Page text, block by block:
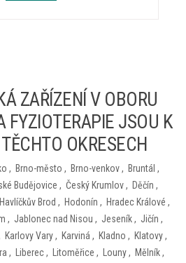
ZAŘÍZENÍ V OBORU
FYZIOTERAPIE JSOU K
OKRESECH
, Brno-město , Brno-venkov, Bruntál ,
Budějovice , Český Krumlov, Děčín ,
Havlíčkův Brod , Hodonín , Hradec Králové ,
, Jablonec nad Nisou , Jeseník, Jičín ,
Karlovy Vary, Karviná , Kladno , Klatovy,
, Liberec, Litoměřice , Louny, Mělník,